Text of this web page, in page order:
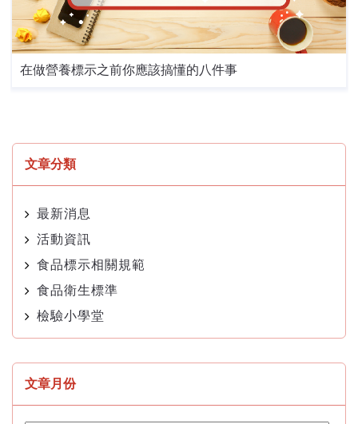
在做營養標示之前你應該搞懂的八件事
文章分類
最新消息
活動資訊
食品標示相關規範
食品衛生標準
檢驗小學堂
文章月份